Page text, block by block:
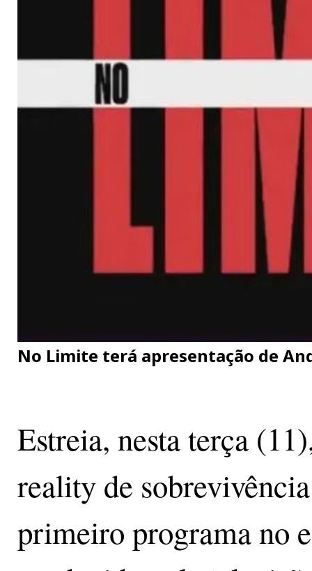
No Limite terá apresentação de
Estreia, nesta terça
reality de
primeiro programa no